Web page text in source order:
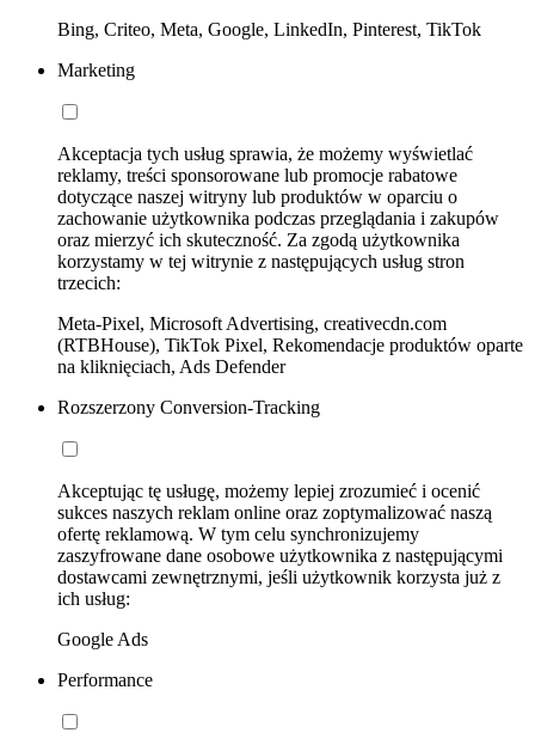
Bing, Criteo, Meta, Google, LinkedIn, Pinterest, TikTok
Marketing
Akceptacja tych usług sprawia, że możemy wyświetlać
reklamy, treści sponsorowane lub promocje rabatowe
dotyczące naszej witryny lub produktów w oparciu o
zachowanie użytkownika podczas przeglądania i zakupów
oraz mierzyć ich skuteczność. Za zgodą użytkownika
korzystamy w tej witrynie z następujących usług stron
trzecich:
Meta-Pixel, Microsoft Advertising, creativecdn.com
(RTBHouse), TikTok Pixel, Rekomendacje produktów oparte
na kliknięciach, Ads Defender
Rozszerzony Conversion-Tracking
Akceptując tę usługę, możemy lepiej zrozumieć i ocenić
sukces naszych reklam online oraz zoptymalizować naszą
ofertę reklamową. W tym celu synchronizujemy
zaszyfrowane dane osobowe użytkownika z następującymi
dostawcami zewnętrznymi, jeśli użytkownik korzysta już z
ich usług:
Google Ads
Performance